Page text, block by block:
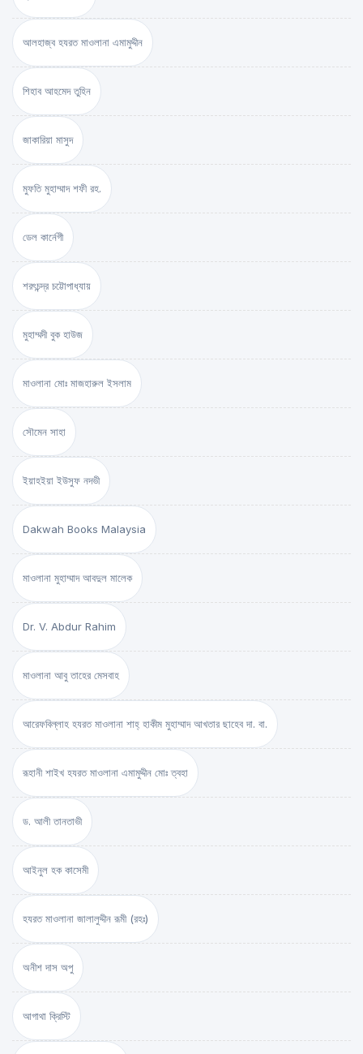
আলহাজ্ব হযরত মাওলানা এমামুদ্দীন
শিহাব আহমেদ তুহিন
জাকারিয়া মাসুদ
মুফতি মুহাম্মাদ শফী রহ.
ডেল কার্নেগী
শরৎচন্দ্র চট্টোপাধ্যায়
মুহাম্মদী বুক হাউজ
মাওলানা মোঃ মাজহারুল ইসলাম
সৌমেন সাহা
ইয়াহইয়া ইউসুফ নদভী
Dakwah Books Malaysia
মাওলানা মুহাম্মাদ আবদুল মালেক
Dr. V. Abdur Rahim
মাওলানা আবু তাহের মেসবাহ
আরেফবিল্লাহ হযরত মাওলানা শাহ্ হাকীম মুহাম্মাদ আখতার ছাহেব দা. বা.
রূহানী শাইখ হযরত মাওলানা এমামুদ্দীন মোঃ ত্বহা
ড. আলী তানতাভী
আইনুল হক কাসেমী
হযরত মাওলানা জালালুদ্দীন রূমী (রহঃ)
অনীশ দাস অপু
আগাথা ক্রিস্টি